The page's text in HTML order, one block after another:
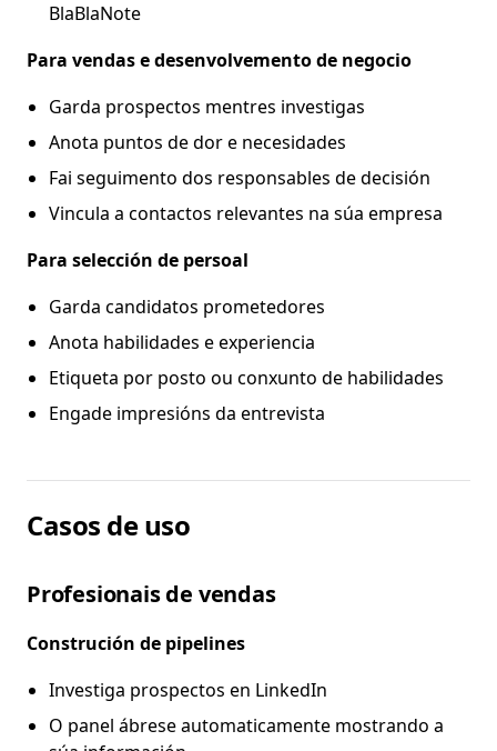
BlaBlaNote
Para vendas e desenvolvemento de negocio
Garda prospectos mentres investigas
Anota puntos de dor e necesidades
Fai seguimento dos responsables de decisión
Vincula a contactos relevantes na súa empresa
Para selección de persoal
Garda candidatos prometedores
Anota habilidades e experiencia
Etiqueta por posto ou conxunto de habilidades
Engade impresións da entrevista
Casos de uso
Profesionais de vendas
Construción de pipelines
Investiga prospectos en LinkedIn
O panel ábrese automaticamente mostrando a